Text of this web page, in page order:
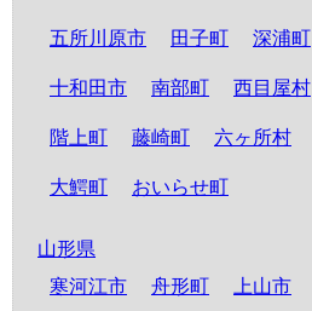
五所川原市 田子町 深浦町
十和田市 南部町 西目屋村
階上町 藤崎町 六ヶ所村
大鰐町 おいらせ町
山形県
寒河江市
舟形町 上山市